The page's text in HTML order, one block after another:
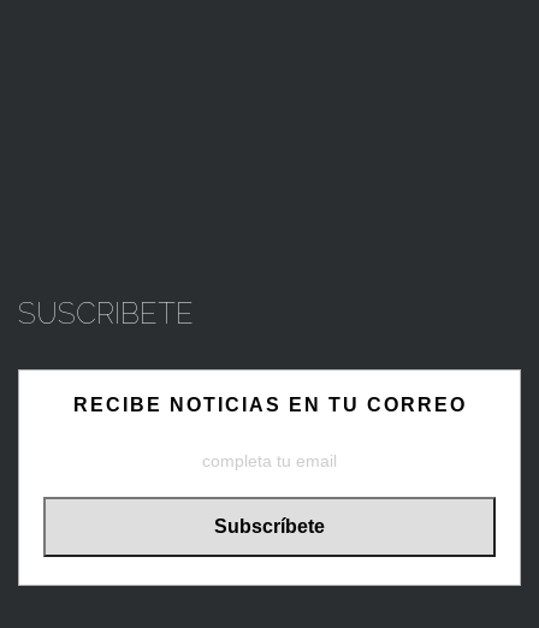
SUSCRIBETE
RECIBE NOTICIAS EN TU CORREO